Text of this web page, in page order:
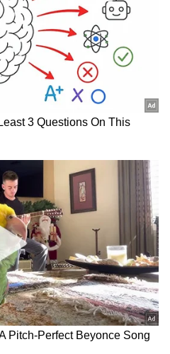
ಅವರು, ಲೈಫ್​ನಲ್ಲಿ
ಇರಲಿಲ್ಲ. ಆಗ ಅನ್ನಿಸ್ತಿತ್ತು.
ನನಗೆ ಸಪೋರ್ಟ್​
ಸಾಧ್ಯ ಆಗಲಿಲ್ಲ.